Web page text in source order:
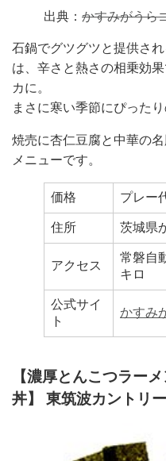
出典： かすみがうら
石鍋でグツグツと提供さ
は、辛さと熱さの相乗効
カに。
まさに寒い季節にぴったり
焼売に杏仁豆腐と中華の
メニューです。
価格 プレー
住所 茨城県
アクセス
常磐自
キロ
公式サイ
ト
かすみ
【濃厚とんこつラー
丼】 東筑波カントリ